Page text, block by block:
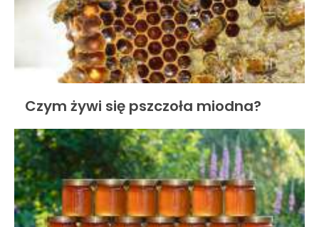
Czym żywi się pszczoła miodna?